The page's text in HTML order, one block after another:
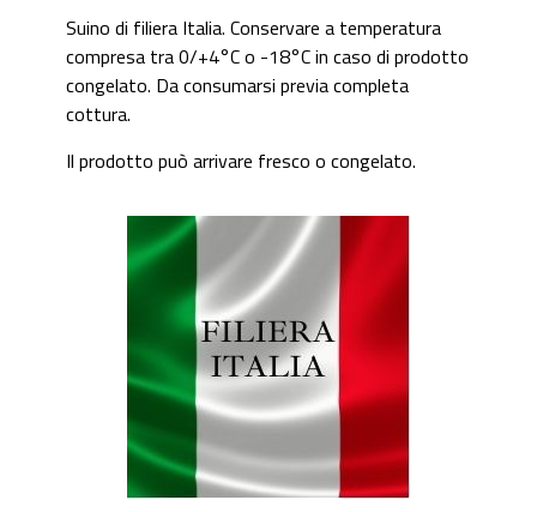
Suino di filiera Italia. Conservare a temperatura
compresa tra 0/+4°C o -18°C in caso di prodotto
congelato. Da consumarsi previa completa
cottura.
Il prodotto può arrivare fresco o congelato.